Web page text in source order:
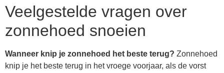
Veelgestelde vragen over
zonnehoed snoeien
Wanneer knip je zonnehoed het beste terug? Zonnehoed
knip je het beste terug in het vroege voorjaar, als de vorst